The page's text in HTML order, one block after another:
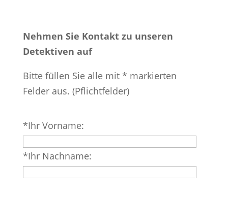
Nehmen Sie Kontakt zu unseren
Detektiven auf
Bitte füllen Sie alle mit * markierten
Felder aus. (Pflichtfelder)
lasse
dieses
Feld
leer.
*Ihr Vorname:
*Ihr Nachname: